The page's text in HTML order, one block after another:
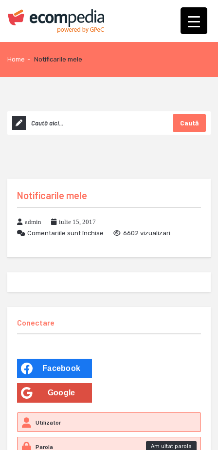
Home - Notificarile mele
Caută
Notificarile mele
admin
iulie 15, 2017
Comentariile sunt închise
6602 vizualizari
Conectare
Facebook
Google
Am uitat parola